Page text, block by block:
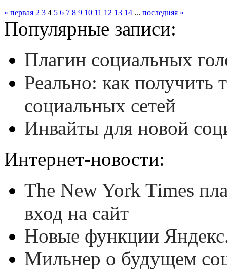
« первая 2 3 4 5 6 7 8 9 10 11 12 13 14 ... последняя »
Популярные записи:
Плагин социальных
Реально: как получить
социальных сетей
Инвайты для новой
Интернет-новости:
The New York Times
вход на сайт
Новые функции
Мильнер о будущем